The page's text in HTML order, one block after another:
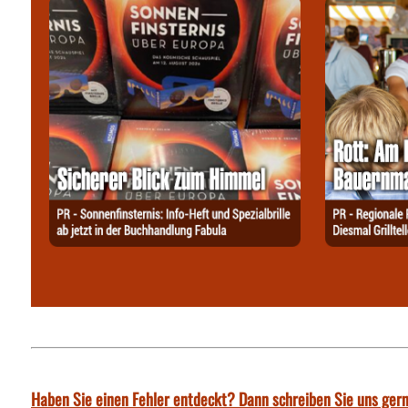
Haben Sie einen Fehler entdeckt? Dann schreiben Sie uns